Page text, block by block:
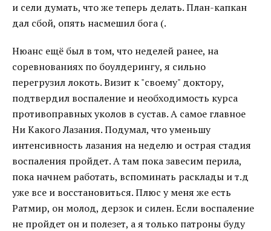
и сели думать, что же теперь делать. План-капкан
дал сбой, опять насмешил бога (.
Нюанс ещё был в том, что неделей ранее, на
соревнованиях по боулдерингу, я сильно
перегрузил локоть. Визит к "своему" доктору,
подтвердил воспаление и необходимость курса
противоправных уколов в сустав. А самое главное
Ни Какого Лазания. Подумал, что уменьшу
интенсивность лазания на неделю и острая стадия
воспаления пройдет. А там пока завесим перила,
пока начнем работать, вспоминать расклады и т.д
уже все и восстановиться. Плюс у меня же есть
Ратмир, он молод, дерзок и силен. Если воспаление
не пройдет он и полезет, а я только патроны буду